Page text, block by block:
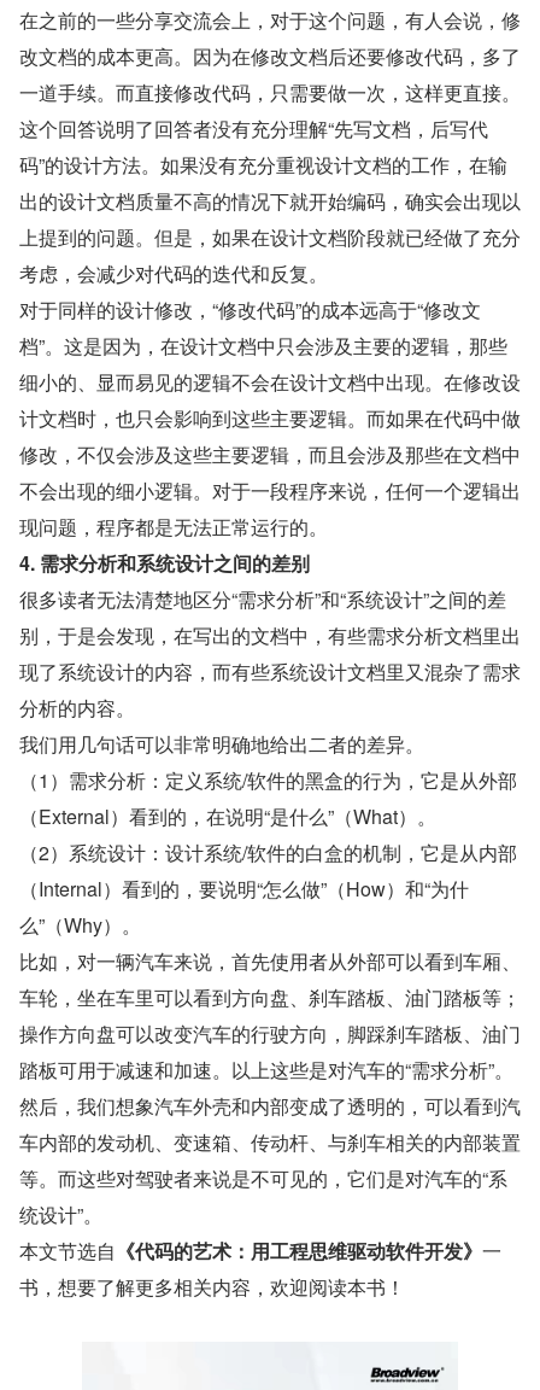
在之前的一些分享交流会上，对于这个问题，有人会说，修
改文档的成本更高。因为在修改文档后还要修改代码，多了
一道手续。而直接修改代码，只需要做一次，这样更直接。
这个回答说明了回答者没有充分理解“先写文档，后写代
码”的设计方法。如果没有充分重视设计文档的工作，在输
出的设计文档质量不高的情况下就开始编码，确实会出现以
上提到的问题。但是，如果在设计文档阶段就已经做了充分
考虑，会减少对代码的迭代和反复。
对于同样的设计修改，“修改代码”的成本远高于“修改文
档”。这是因为，在设计文档中只会涉及主要的逻辑，那些
细小的、显而易见的逻辑不会在设计文档中出现。在修改设
计文档时，也只会影响到这些主要逻辑。而如果在代码中做
修改，不仅会涉及这些主要逻辑，而且会涉及那些在文档中
不会出现的细小逻辑。对于一段程序来说，任何一个逻辑出
现问题，程序都是无法正常运行的。
4. 需求分析和系统设计之间的差别
很多读者无法清楚地区分“需求分析”和“系统设计”之间的差
别，于是会发现，在写出的文档中，有些需求分析文档里出
现了系统设计的内容，而有些系统设计文档里又混杂了需求
分析的内容。
我们用几句话可以非常明确地给出二者的差异。
（1）需求分析：定义系统/软件的黑盒的行为，它是从外部
（External）看到的，在说明“是什么”（What）。
（2）系统设计：设计系统/软件的白盒的机制，它是从内部
（Internal）看到的，要说明“怎么做”（How）和“为什
么”（Why）。
比如，对一辆汽车来说，首先使用者从外部可以看到车厢、
车轮，坐在车里可以看到方向盘、刹车踏板、油门踏板等；
操作方向盘可以改变汽车的行驶方向，脚踩刹车踏板、油门
踏板可用于减速和加速。以上这些是对汽车的“需求分析”。
然后，我们想象汽车外壳和内部变成了透明的，可以看到汽
车内部的发动机、变速箱、传动杆、与刹车相关的内部装置
等。而这些对驾驶者来说是不可见的，它们是对汽车的“系
统设计”。
本文节选自 《代码的艺术：用工程思维驱动软件开发》 一
书，想要了解更多相关内容，欢迎阅读本书！